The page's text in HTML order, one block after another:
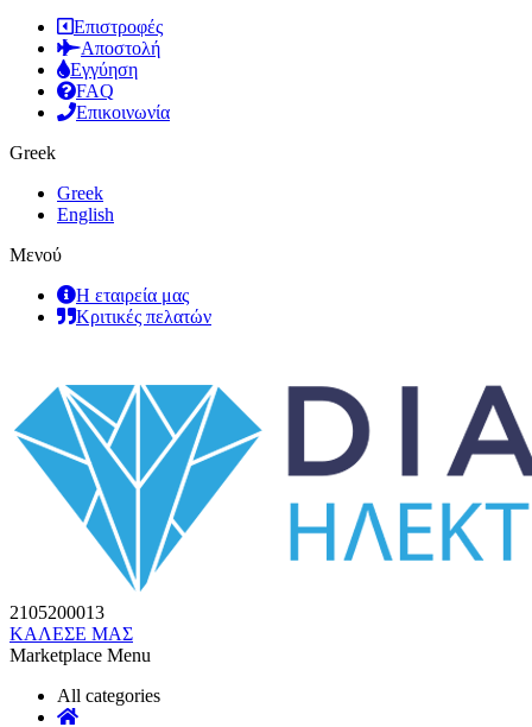
Επιστροφές
Αποστολή
Εγγύηση
FAQ
Επικοινωνία
Greek
Greek
English
Μενού
Η εταιρεία μας
Κριτικές πελατών
2105200013
ΚΑΛΕΣΕ ΜΑΣ
Marketplace Menu
All categories